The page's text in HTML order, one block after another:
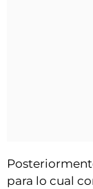
para lo cual